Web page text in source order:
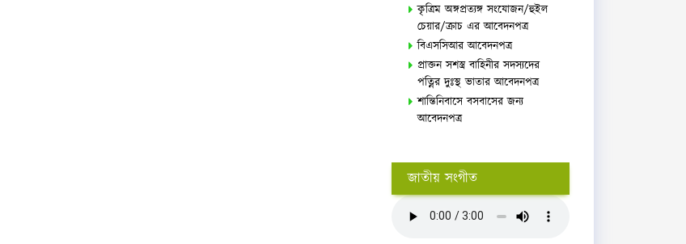
কৃত্রিম অঙ্গপ্রত্যঙ্গ সংযোজন/হুইল
চেয়ার/ক্রাচ এর আবেদনপত্র
বিএসসিআর আবেদনপত্র
প্রাক্তন সশস্ত্র বাহিনীর সদস্যদের
পত্নির দুঃস্থ ভাতার আবেদনপত্র
শান্তিনিবাসে বসবাসের জন্য
আবেদনপত্র
জাতীয় সংগীত